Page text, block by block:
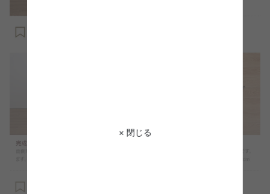
× 閉じる